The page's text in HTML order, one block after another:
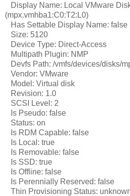
Display Name: Local VMware
(mpx.vmhba1:C0:T2:L0)
Has Settable Display Name: false
Size: 5120
Device Type: Direct-Access
Multipath Plugin: NMP
Devfs Path: /vmfs/devices/disks/
Vendor: VMware
Model: Virtual disk
Revision: 1.0
SCSI Level: 2
Is Pseudo: false
Status: on
Is RDM Capable: false
Is Local: true
Is Removable: false
Is SSD: true
Is Offline: false
Is Perennially Reserved: false
Thin Provisioning Status: